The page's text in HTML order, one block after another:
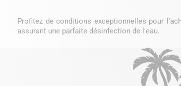
Profitez de conditions exceptionnelles pour
assurant une parfaite désinfection de l'eau.